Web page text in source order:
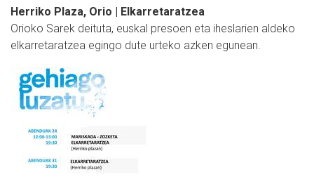
Herriko Plaza, Orio | Elkarretaratzea
Orioko Sarek deituta, euskal presoen eta iheslarien aldeko
elkarretaratzea egingo dute urteko azken egunean.